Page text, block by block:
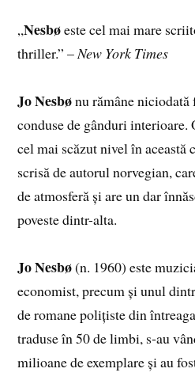
„Nesbøeste cel mai mare
thriller.” –New York Times
Jo Nesbønu rămâne niciodată
conduse de gânduri interioare.
cel mai scăzut nivel în această
scrisă de autorul norvegian,
de atmosferă și are un dar
poveste dintr-alta.
Jo Nesbø(n. 1960) este
economist, precum și unul
de romane polițiste din
traduse în 50 de limbi, s‑au
milioane de exemplare și au